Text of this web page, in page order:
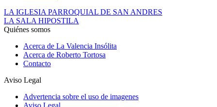
LA IGLESIA PARROQUIAL DE SAN ANDRES
LA SALA HIPOSTILA
Quiénes somos
Acerca de La Valencia Insólita
Acerca de Roberto Tortosa
Contacto
Aviso Legal
Advertencia sobre el uso de imagenes
Aviso Legal